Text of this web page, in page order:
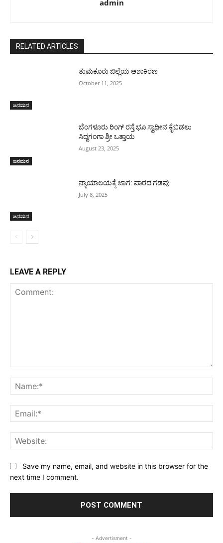
admin
RELATED ARTICLES
ಜನಮನ
ತುಮಕೂರು ಜಿಲ್ಲೆಯ ಆಶಾಕಿರಣ
October 11, 2025
ಜನಮನ
ಬೆಂಗಳೂರು ರಿಂಗ್ ರಸ್ತೆ ಭೂ ಸ್ವಾಧೀನ ಕೈಬಿಡಲು
ಸಿದ್ದಗಂಗಾ ಶ್ರೀ ಒತ್ತಾಯ
August 23, 2025
ಜನಮನ
ನ್ಯಾಯಾಲಯಕ್ಕೆ ಜಾಗ: ವಾರದ ಗಡವು
July 8, 2025
LEAVE A REPLY
Save my name, email, and website in this browser for the
next time I comment.
- Advertisment -